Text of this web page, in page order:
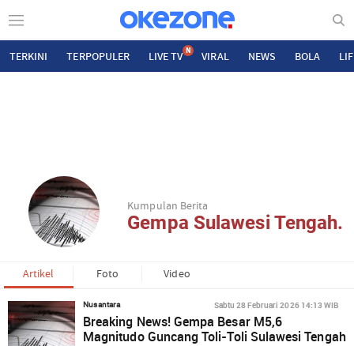
TERKINI TERPOPULER LIVE TV N VIRAL NEWS BOLA
Kumpulan Berita
Gempa Sulawesi Tengah.
Artikel Foto Video
Nusantara Sabtu 28 Februari 2026 14:13 WIB
Breaking News! Gempa Besar M5,6
Magnitudo Guncang Toli-Toli Sulawesi Tengah